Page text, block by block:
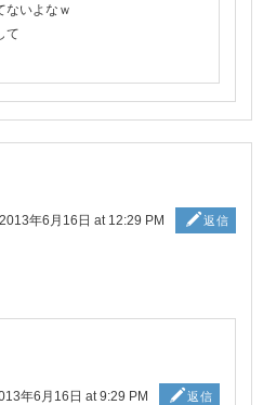
ないよなｗ
て
2013年6月16日 at 12:29 PM 返信
年6月16日 at 9:29 PM 返信